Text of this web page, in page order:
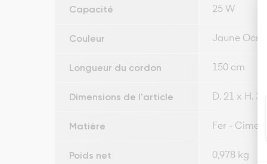
Capacité 25 W
Couleur Jaune Ocre
Longueur du cordon 150 cm
Dimensions de l'article D. 21 x H. 38
Matière Fer -
Poids net 0,978 kg